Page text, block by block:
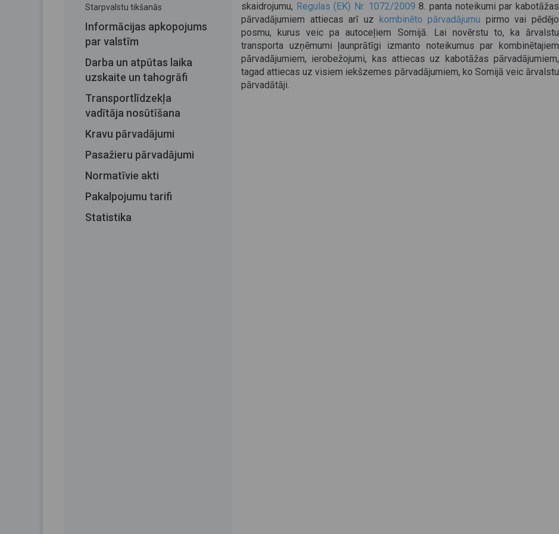
Starpvalstu tikšanās
Informācijas apkopojums
par valstīm
Darba un atpūtas laika
uzskaite un tahogrāfi
Transportlīdzekļa
vadītāja nosūtīšana
Kravu pārvadājumi
Pasažieru pārvadājumi
Normatīvie akti
Pakalpojumu tarifi
Statistika
skaidrojumu, Regulas (EK) Nr. 1072/2009 8. panta noteikumi par kabotāžas
pārvadājumiem attiecas arī uz kombinēto pārvadājumu pirmo vai pēdējo
posmu, kurus veic pa autoceļiem Somijā. Lai novērstu to, ka ārvalstu
transporta uzņēmumi ļaunprātīgi izmanto noteikumus par kombinētajiem
pārvadājumiem, ierobežojumi, kas attiecas uz kabotāžas pārvadājumiem,
tagad attiecas uz visiem iekšzemes pārvadājumiem, ko Somijā veic ārvalstu
pārvadātāji.